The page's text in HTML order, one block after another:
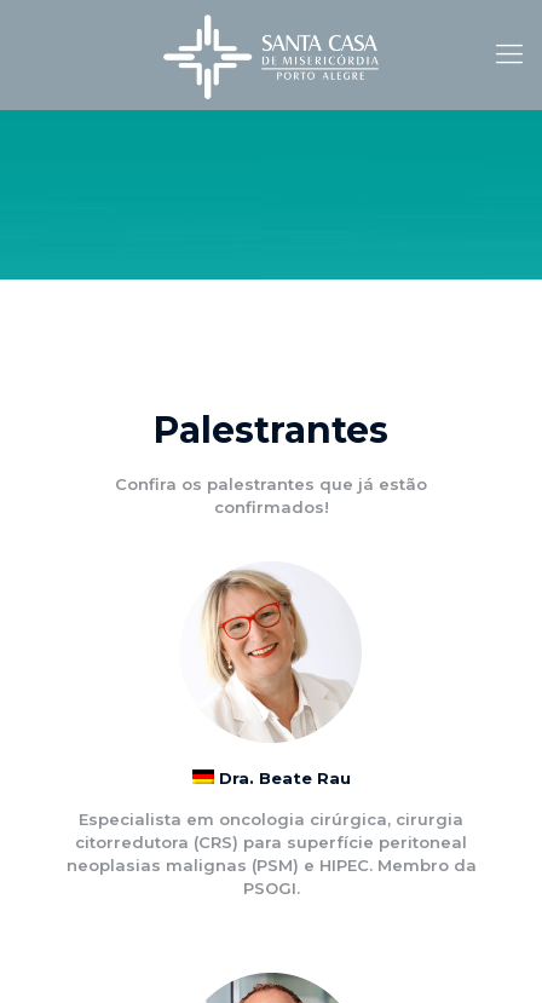
Palestrantes
Confira os palestrantes que já estão
confirmados!
Dra. Beate Rau
Especialista em oncologia cirúrgica, cirurgia
citorredutora (CRS) para superfície peritoneal
neoplasias malignas (PSM) e HIPEC. Membro da
PSOGI.